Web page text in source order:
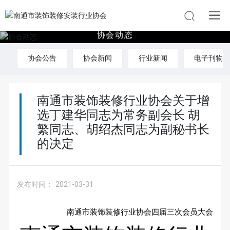
协会动态
协会公告 协会新闻 行业新闻 电子刊物
南通市装饰装修行业协会关于增
选丁建华同志为常务副会长 胡
繁同志、胡绍杰同志为副秘书长
的决定
发布时间： 2021-03-31
南通市装饰装修行业协会四届三次会员大会